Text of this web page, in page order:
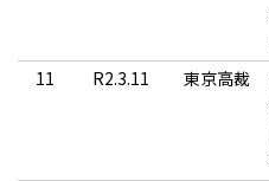
11
R2.3.11 東京高裁